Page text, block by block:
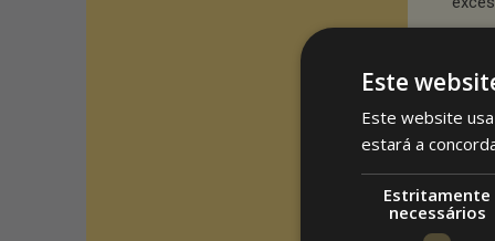
Para
Este
Este website
estará a
Estritamente
necessários